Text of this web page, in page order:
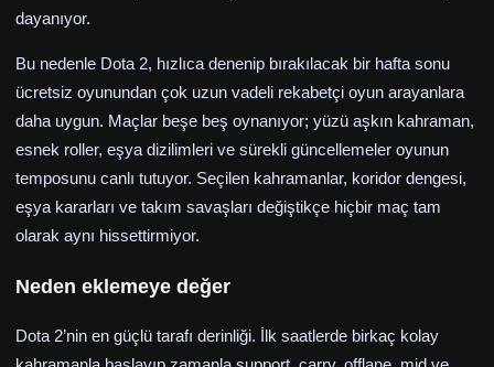
dayanıyor.
Bu nedenle Dota 2, hızlıca denenip bırakılacak bir hafta sonu
ücretsiz oyunundan çok uzun vadeli rekabetçi oyun arayanlara
daha uygun. Maçlar beşe beş oynanıyor; yüzü aşkın kahraman,
esnek roller, eşya dizilimleri ve sürekli güncellemeler oyunun
temposunu canlı tutuyor. Seçilen kahramanlar, koridor dengesi,
eşya kararları ve takım savaşları değiştikçe hiçbir maç tam
olarak aynı hissettirmiyor.
Neden eklemeye değer
Dota 2’nin en güçlü tarafı derinliği. İlk saatlerde birkaç kolay